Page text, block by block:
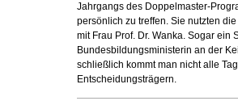
Jahrgangs des Doppelmaster-
persönlich zu treffen. Sie nutzten
mit Frau Prof. Dr. Wanka. Sogar ein
Bundesbildungsministerin an der
schließlich kommt man nicht alle
Entscheidungsträgern.